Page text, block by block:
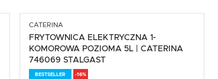
CATERINA
FRYTOWNICA ELEKTRYCZNA 1-
KOMOROWA POZIOMA 5L | CATERINA
746069 STALGAST
BESTSELLER -16%